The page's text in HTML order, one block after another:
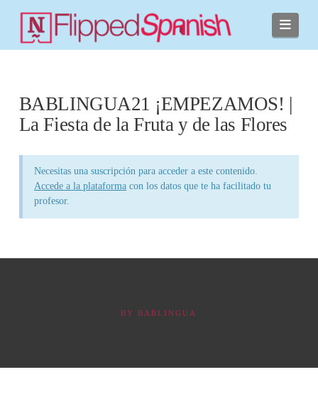
BABLINGUA21 ¡EMPEZAMOS! |
La Fiesta de la Fruta y de las Flores
Necesitas una suscripción para acceder a este contenido.
Accede a la plataformacon los datos que te ha facilitado tu
profesor.
BYBABLINGUA